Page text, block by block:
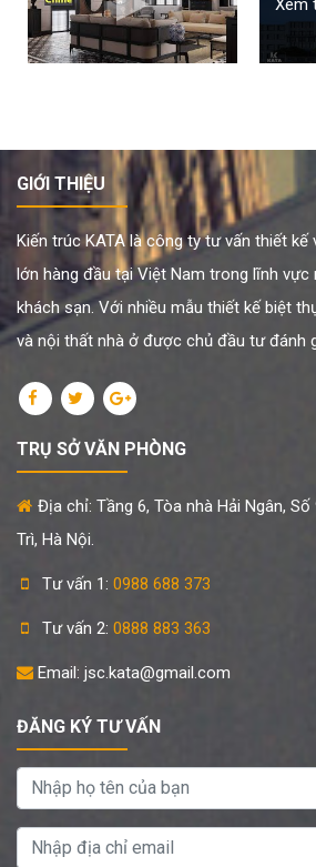
Xem
GIỚI THIỆU
Kiến trúc KATA là công ty tư vấn thiết kế
lớn hàng đầu tại Việt Nam trong lĩnh vực
khách sạn. Với nhiều mẫu thiết kế biệt
và nội thất nhà ở được chủ đầu tư đánh
TRỤ SỞ VĂN PHÒNG
Địa chỉ: Tầng 6, Tòa nhà Hải Ngân, Số
Trì, Hà Nội.
Tư vấn 1: 0988 688 373
Tư vấn 2: 0888 883 363
Email: jsc.kata@gmail.com
ĐĂNG KÝ TƯ VẤN